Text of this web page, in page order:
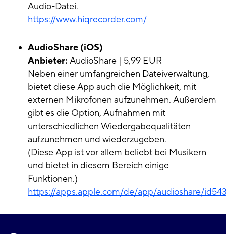
Audio-Datei.
https://www.hiqrecorder.com/
AudioShare (iOS)
Anbieter: AudioShare | 5,99 EUR
Neben einer umfangreichen Dateiverwaltung,
bietet diese App auch die Möglichkeit, mit
externen Mikrofonen aufzunehmen. Außerdem
gibt es die Option, Aufnahmen mit
unterschiedlichen Wiedergabequalitäten
aufzunehmen und wiederzugeben.
(Diese App ist vor allem beliebt bei Musikern
und bietet in diesem Bereich einige
Funktionen.)
https://apps.apple.com/de/app/audioshare/